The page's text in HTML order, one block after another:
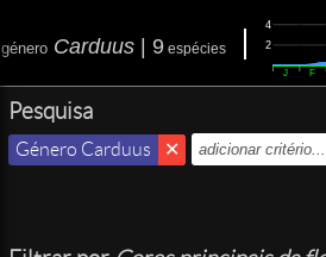
género Carduus 9 espécies 2
4
J F
Pesquisa
Género Carduus